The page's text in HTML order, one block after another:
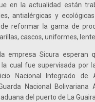
en la actualidad están
antialérgicas y
reformar la gama de
cascos, uniformes,
empresa Sicura esperan
cual fue supervisada por
Nacional Integrado de
Nacional Bolivariana
del puerto de La